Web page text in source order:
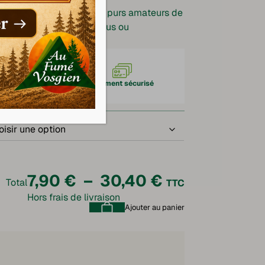
pimentée , pour les purs amateurs de
barbecue, en couscous ou
Chronofresh Paiement sécurisé
Total7,90 € – 30,40 €Plage
de
TTC
Hors frais de livraison
Ajouter au panier